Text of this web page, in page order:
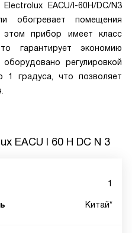
EACU/I-60H/DC/N3
обогревает помещения
прибор имеет класс
гарантирует экономию
регулировкой
1 градуса, что позволяет
EACU I 60 H DC N 3
1
Китай*